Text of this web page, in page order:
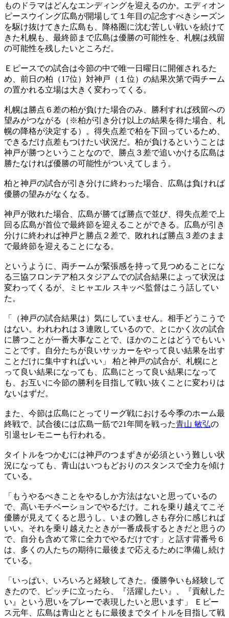
ものドラマはどんなエンディングを迎えるのか。エディオン
ピースウイング広島が開場して１年目の記念すべきシーズン
を駆け抜けてきた広島も、降格圏に沈む苦しい戦いを続けて
きた札幌も、最終節まで広島は優勝の可能性を、札幌は残留
の可能性を残したいところだ。
Ｅピースでの試合は今節の中で唯一日曜日に開催されるた
め、前日の柏（17位）対神戸（１位）の結果次第で両チーム
の置かれる立場は大きく変わってくる。
札幌は勝点６差の柏が負けた場合のみ、勝利すれば残留への
望みがつながる（※柏が引き分け以上の結果を得た場合、札
幌の降格が決定する）。得失点差で柏を下回っているため、
できるだけ点差もつけたい状況だ。柏が負けるということは
神戸が勝つということなので、勝点３差で追いかける広島は
勝たなければ優勝の可能性がついえてしまう。
柏と神戸の試合が引き分けに終わった場合、広島は負ければ
優勝の望みがなくなる。
神戸が敗れた場合、広島が勝てば勝点で並び、得失点差で上
回る広島が首位で最終節を迎えることができる。広島が引き
分けに終われば神戸と勝点２差で、敗れれば勝点３差のまま
で最終節を迎えることになる。
というように、両チームが緊張感を持って見つめることにな
る三協フロンテア柏スタジアムでの試合結果によって状況は
変わってくるが、ミヒャエル スキッベ監督はこう話してい
た。
「（神戸の試合結果は）気にしていません。相手どうこうで
はない。われわれは３連敗しているので、とにかく次の試合
に勝つことが一番大事なことで、ほかのことはどうでもいい
ことです。自分たちが良いサッカーをやって良い結果を出す
ことだけに集中すればいい」 柏と神戸の試合が、札幌にと
って良い結果になっても、広島にとって良い結果になって
も、お互いに今節の勝利を目指して戦い抜くことに変わりは
ないはずだ。
また、今節は広島にとってリーグ戦における今季のホーム最
終戦で、試合後には広島一筋で21年間を戦った青山 敏弘の
引退セレモニーも行われる。
タイトルをつかむには神戸のつまずきが必須という難しい状
況になっても、青山はいつもどおりのスタンスで全力を傾け
ている。
「もうやるべきことをやるしか方法はないと思っているの
で、高いモチベーションでやるだけ。これを乗り越えてこそ
優勝が見えてくると思うし、いまの難しさも存分に感じれば
いい。それを乗り越えたときが一番成長するときだと思うの
で、自分も含めて常に全力でやるだけです」と話す背番号６
は、多くの人たちの期待に最後まで応えるために準備し続け
ている。
「いっぱい、いろいろと経験してきた。優勝争いも経験して
きたので、ピッチに立ったら、『活躍したい』、『貢献した
い』という思いをプレーで表現したいと思います」 Ｅピー
ス元年、広島は青山とともに最後までタイトルを目指して戦